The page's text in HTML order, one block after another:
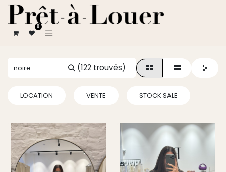
0
(122 trouvés)
LOCATION VENTE STOCK SALE